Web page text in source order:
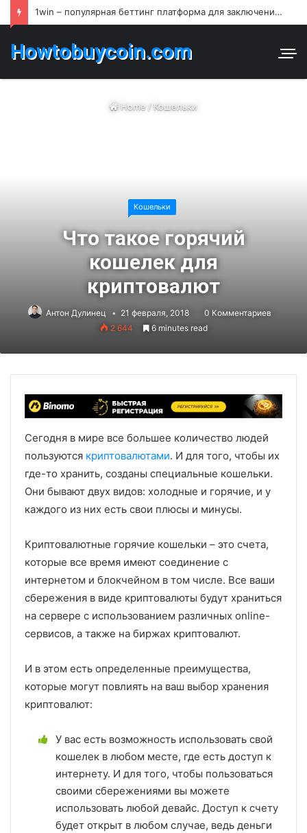
1win – популярная беттинг платформа для заключения пари и азартных игр в Узбекистане
Howtobuycoin.com
Home/Кошельки
Кошельки
Что такое горячий
кошелек для
криптовалют
Антон Дулинец 21 февраля, 2018
0 Комментариев
2 644
6 minutes read
Сегодня в мире все большее количество людей
пользуются криптовалютами. И для того, чтобы их
где-то хранить, созданы специальные кошельки.
Они бывают двух видов: холодные и горячие, и у
каждого из них есть свои плюсы и минусы.
Криптовалютные горячие кошельки – это счета,
которые все время имеют соединение с
интернетом и блокчейном в том числе. Все ваши
сбережения в виде криптовалюты будут храниться
на сервере с использованием различных online-
сервисов, а также на биржах криптовалют.
И в этом есть определенные преимущества,
которые могут повлиять на ваш выбор хранения
криптовалют:
У вас есть возможность использовать свой
кошелек в любом месте, где есть доступ к
интернету. И для того, чтобы пользоваться
своими сбережениями вы можете
использовать любой девайс. Доступ к счету
будет открыт в любом случае, ведь деньги